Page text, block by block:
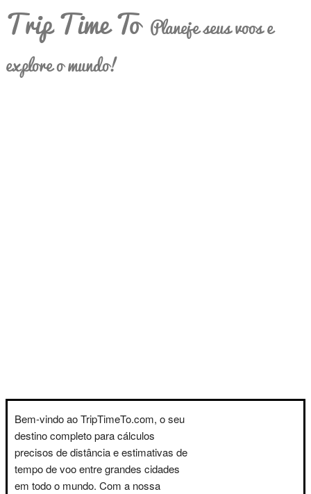
Trip Time To Planeje seus voos e
explore o mundo!
Bem-vindo ao TripTimeTo.com, o seu
destino completo para cálculos
precisos de distância e estimativas de
tempo de voo entre grandes cidades
em todo o mundo. Com a nossa